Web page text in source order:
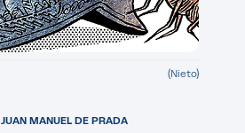
(Nieto)
JUAN MANUEL DE PRADA